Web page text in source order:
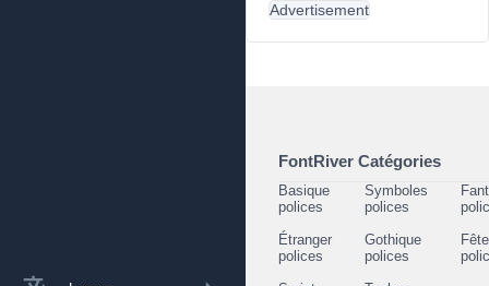
Advertisement
FontRiver Catégories
Basique
polices
Symboles
polices
Étranger
polices
Gothique
polices